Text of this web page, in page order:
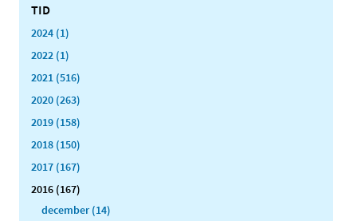
TID
2024 (1)
2022 (1)
2021 (516)
2020 (263)
2019 (158)
2018 (150)
2017 (167)
2016 (167)
december (14)